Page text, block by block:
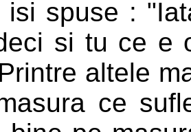
isi spuse :
si tu ce e
altele
ce